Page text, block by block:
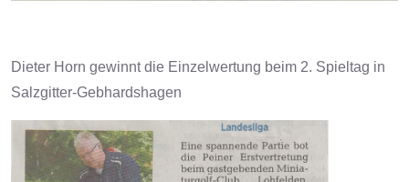
Dieter Horn gewinnt die Einzelwertung beim 2. Spieltag in
Salzgitter-Gebhardshagen